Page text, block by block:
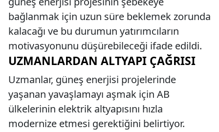
bağlanmak için uzun süre beklemek zorunda
kalacağı ve bu durumun yatırımcıların
motivasyonunu düşürebileceği ifade edildi.
UZMANLARDAN ALTYAPI ÇAĞRISI
Uzmanlar, güneş enerjisi projelerinde
yaşanan yavaşlamayı aşmak için AB
ülkelerinin elektrik altyapısını hızla
modernize etmesi gerektiğini belirtiyor.